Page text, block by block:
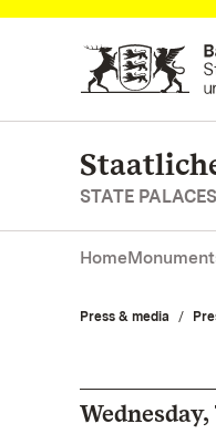
Navigate to main
STATE
Home
Press & media